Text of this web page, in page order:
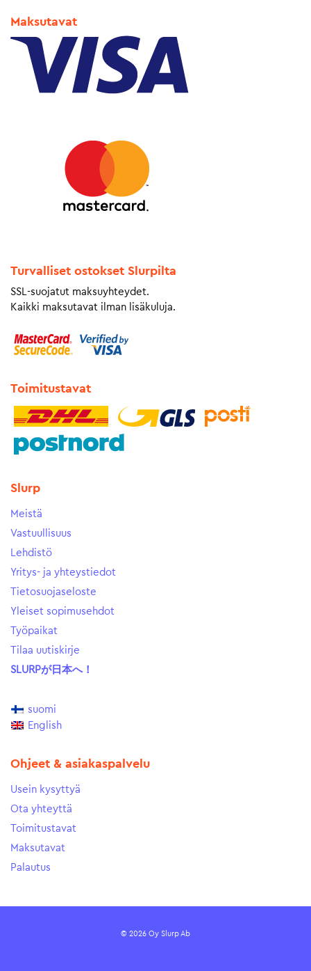
Maksutavat
Turvalliset ostokset Slurpilta
SSL-suojatut maksuyhteydet.
Kaikki maksutavat ilman lisäkuluja.
Toimitustavat
Slurp
Meistä
Vastuullisuus
Lehdistö
Yritys- ja yhteystiedot
Tietosuojaseloste
Yleiset sopimusehdot
Työpaikat
Tilaa uutiskirje
SLURPが日本へ！
suomi
English
Ohjeet & asiakaspalvelu
Usein kysyttyä
Ota yhteyttä
Toimitustavat
Maksutavat
Palautus
© 2026 Oy Slurp Ab